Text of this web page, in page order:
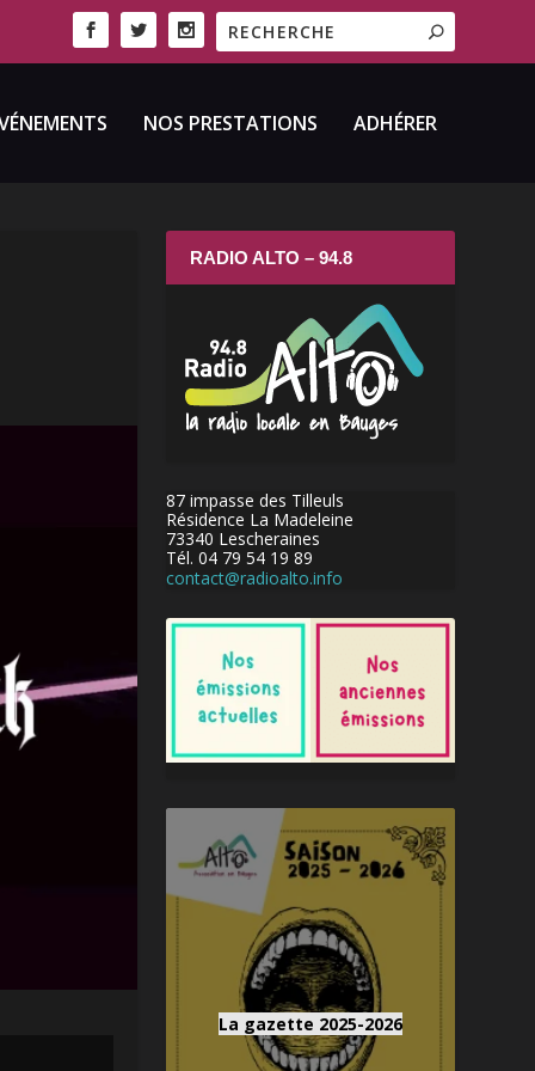
NOS PRESTATIONS ADHÉRER
RADIO ALTO – 94.8
87 impasse des Tilleuls
Résidence La Madeleine
73340 Lescheraines
Tél. 04 79 54 19 89
contact@radioalto.info
La gazette 2025-2026